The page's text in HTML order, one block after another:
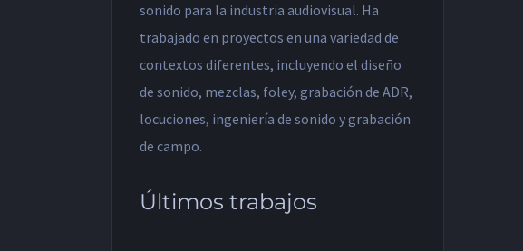
sonido para la industria audiovisual. Ha
trabajado en proyectos en una variedad de
contextos diferentes, incluyendo el diseño
de sonido, mezclas, foley, grabación de ADR,
locuciones, ingeniería de sonido y grabación
de campo.
Últimos trabajos